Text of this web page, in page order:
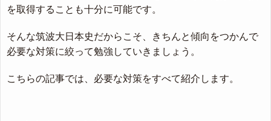
を取得することも十分に可能です。
そんな筑波大日本史だからこそ、きちんと傾向をつかんで
必要な対策に絞って勉強していきましょう。
こちらの記事では、必要な対策をすべて紹介します。